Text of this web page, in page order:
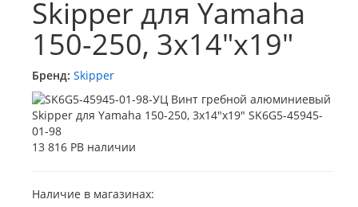
Skipper для Yamaha
150-250, 3x14"x19"
Бренд: Skipper
13 816 РВ наличии
Наличие в магазинах: